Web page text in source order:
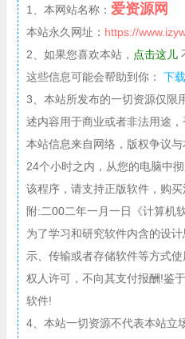
1、本网站名称： 爱资源网
本站永久网址： https://
2、如果您喜欢本站， 点击这儿
这些信息可能会帮助到你：
下
3、本站所发布的一切资源仅限
述内容用于商业或者非法用途，
本站信息来自网络，版权争议
24个小时之内，从您的电脑中
该程序，请支持正版软件，购买
附:二00二年一月一日《计算机
为了学习和研究软件内含的设
示、传输或者存储软件等方式
权人许可，不向其支付报酬!鉴
软件!
4、本站一切资源不代表本站立